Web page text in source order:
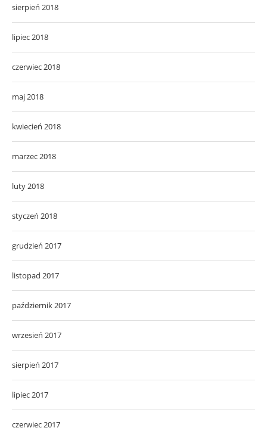
sierpień 2018
lipiec 2018
czerwiec 2018
maj 2018
kwiecień 2018
marzec 2018
luty 2018
styczeń 2018
grudzień 2017
listopad 2017
październik 2017
wrzesień 2017
sierpień 2017
lipiec 2017
czerwiec 2017